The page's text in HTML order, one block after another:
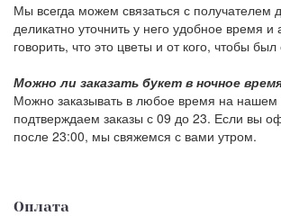
Мы всегда можем связаться с получателем
деликатно уточнить у него удобное время
говорить, что это цветы и от кого, чтобы
Можно ли заказать букет в ночное
Можно заказывать в любое время на нашем
подтверждаем заказы с 09 до 23. Если вы
после 23:00, мы свяжемся с вами утром.
Оплата